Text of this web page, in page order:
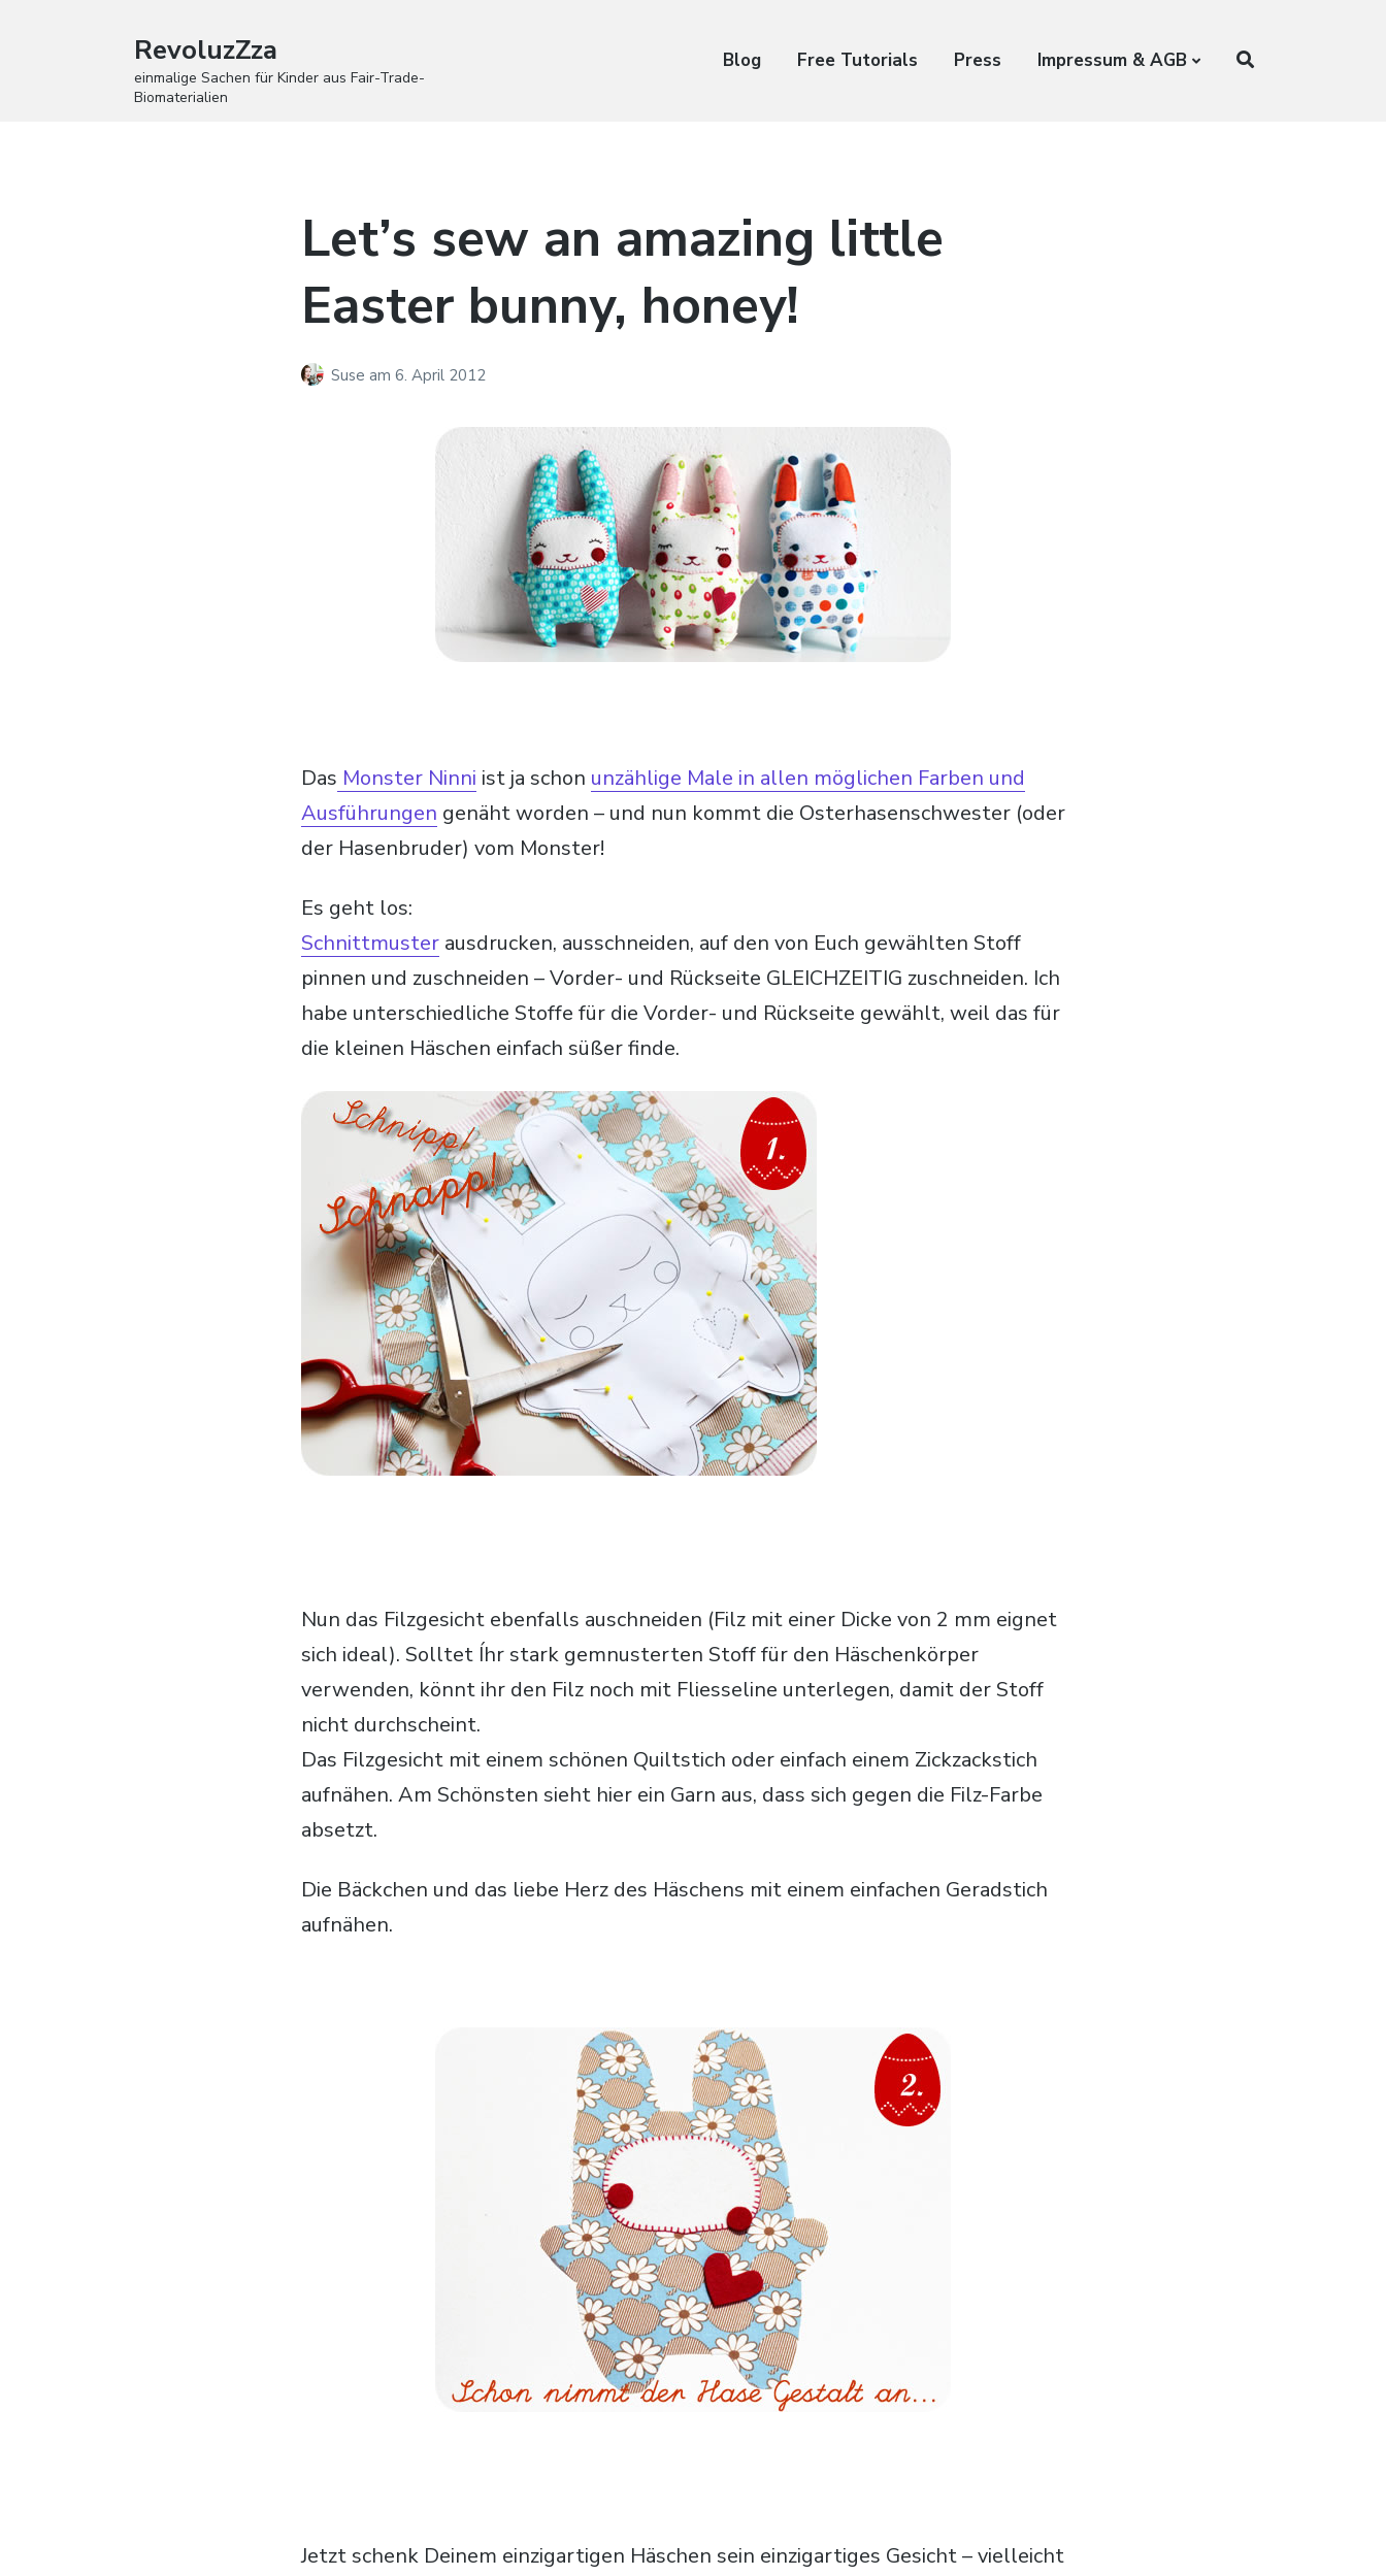
RevoluzZza
einmalige Sachen für Kinder aus Fair-Trade-
Biomaterialien
Blog Free Tutorials Press Impressum & AGB
Let’s sew an amazing little
Easter bunny, honey!
Suseam 6. April 2012
Das Monster Ninni ist ja schon unzählige Male in allen möglichen Farben und
Ausführungen genäht worden – und nun kommt die Osterhasenschwester (oder
der Hasenbruder) vom Monster!
Es geht los:
Schnittmuster ausdrucken, ausschneiden, auf den von Euch gewählten Stoff
pinnen und zuschneiden – Vorder- und Rückseite GLEICHZEITIG zuschneiden. Ich
habe unterschiedliche Stoffe für die Vorder- und Rückseite gewählt, weil das für
die kleinen Häschen einfach süßer finde.
Nun das Filzgesicht ebenfalls auschneiden (Filz mit einer Dicke von 2 mm eignet
sich ideal). Solltet Íhr stark gemnusterten Stoff für den Häschenkörper
verwenden, könnt ihr den Filz noch mit Fliesseline unterlegen, damit der Stoff
nicht durchscheint.
Das Filzgesicht mit einem schönen Quiltstich oder einfach einem Zickzackstich
aufnähen. Am Schönsten sieht hier ein Garn aus, dass sich gegen die Filz-Farbe
absetzt.
Die Bäckchen und das liebe Herz des Häschens mit einem einfachen Geradstich
aufnähen.
Jetzt schenk Deinem einzigartigen Häschen sein einzigartiges Gesicht – vielleicht